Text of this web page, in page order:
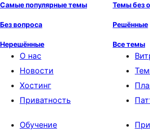
Самые популярные темы Темы без
Без вопроса Решённые
Нерешённые Все темы
О нас
Новости
Хостинг
Приватность
Обучение